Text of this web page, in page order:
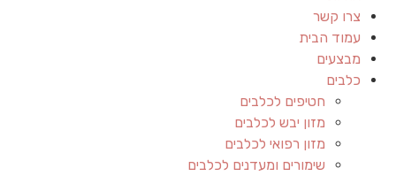
צרו קשר
עמוד הבית
מבצעים
כלבים
חטיפים לכלבים
מזון יבש לכלבים
מזון רפואי לכלבים
שימורים ומעדנים לכלבים